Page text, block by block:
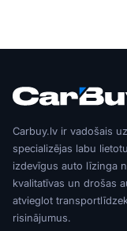
Carbuy.lv ir vadošais
specializējas labu
izdevīgus auto līzinga
kvalitatīvas un drošas
atvieglot
risinājumus.